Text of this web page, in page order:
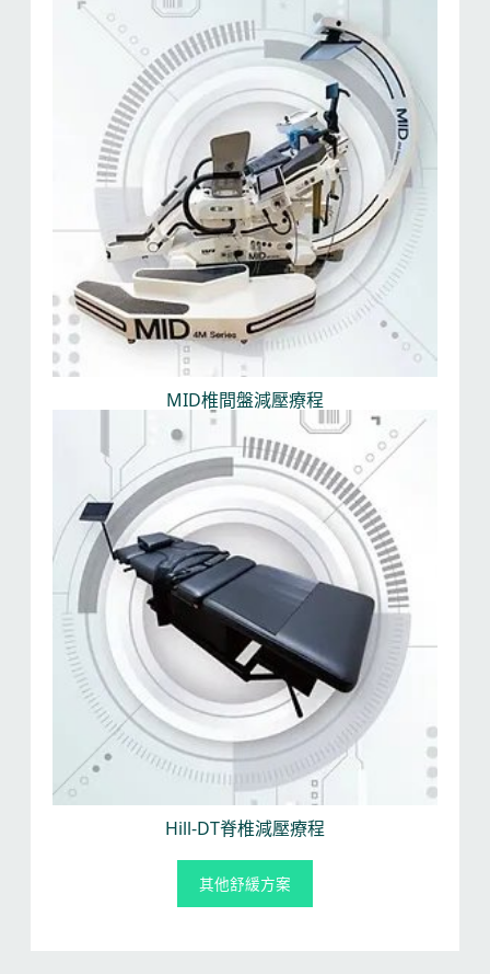
MID椎間盤減壓療程
Hill-DT脊椎減壓療程
其他舒緩方案